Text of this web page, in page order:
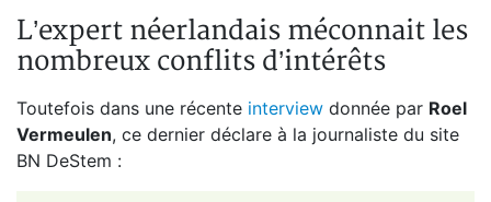
L’expert néerlandais méconnait les
nombreux conflits d’intérêts
Toutefois dans une récente interview donnée par Roel
Vermeulen, ce dernier déclare à la journaliste du site
BN DeStem :